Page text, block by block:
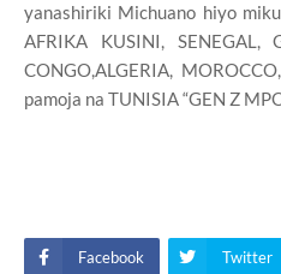
yanashiriki Michuano hiyo
AFRIKA KUSINI, SENEGAL,
CONGO,ALGERIA,
pamoja na TUNISIA “GEN Z
Facebook Twitter